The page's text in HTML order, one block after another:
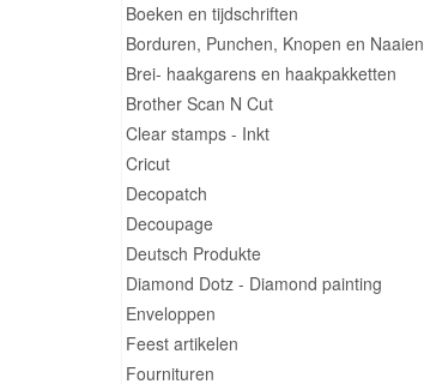
Boeken en tijdschriften
Borduren, Punchen, Knopen en Naaien
Brei- haakgarens en haakpakketten
Brother Scan N Cut
Clear stamps - Inkt
Cricut
Decopatch
Decoupage
Deutsch Produkte
Diamond Dotz - Diamond painting
Enveloppen
Feest artikelen
Fournituren